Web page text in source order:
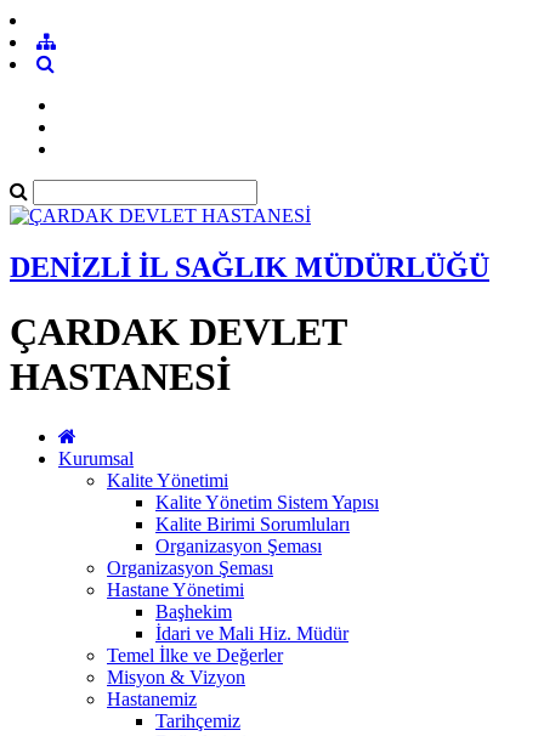
DENİZLİ İL SAĞLIK MÜDÜRLÜĞÜ
ÇARDAK DEVLET
HASTANESİ
Kurumsal
Kalite Yönetimi
Kalite Yönetim Sistem Yapısı
Kalite Birimi Sorumluları
Organizasyon Şeması
Organizasyon Şeması
Hastane Yönetimi
Başhekim
İdari ve Mali Hiz. Müdür
Temel İlke ve Değerler
Misyon & Vizyon
Hastanemiz
Tarihçemiz